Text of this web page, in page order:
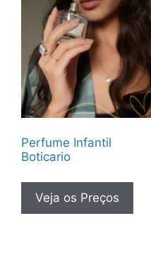
Perfume Infantil
Boticario
Veja os Preços